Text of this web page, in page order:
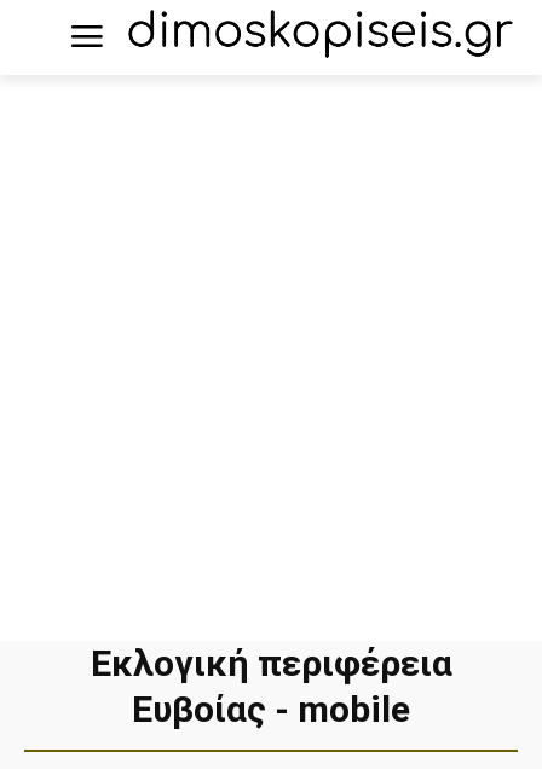
Εκλογική περιφέρεια
Ευβοίας - mobile